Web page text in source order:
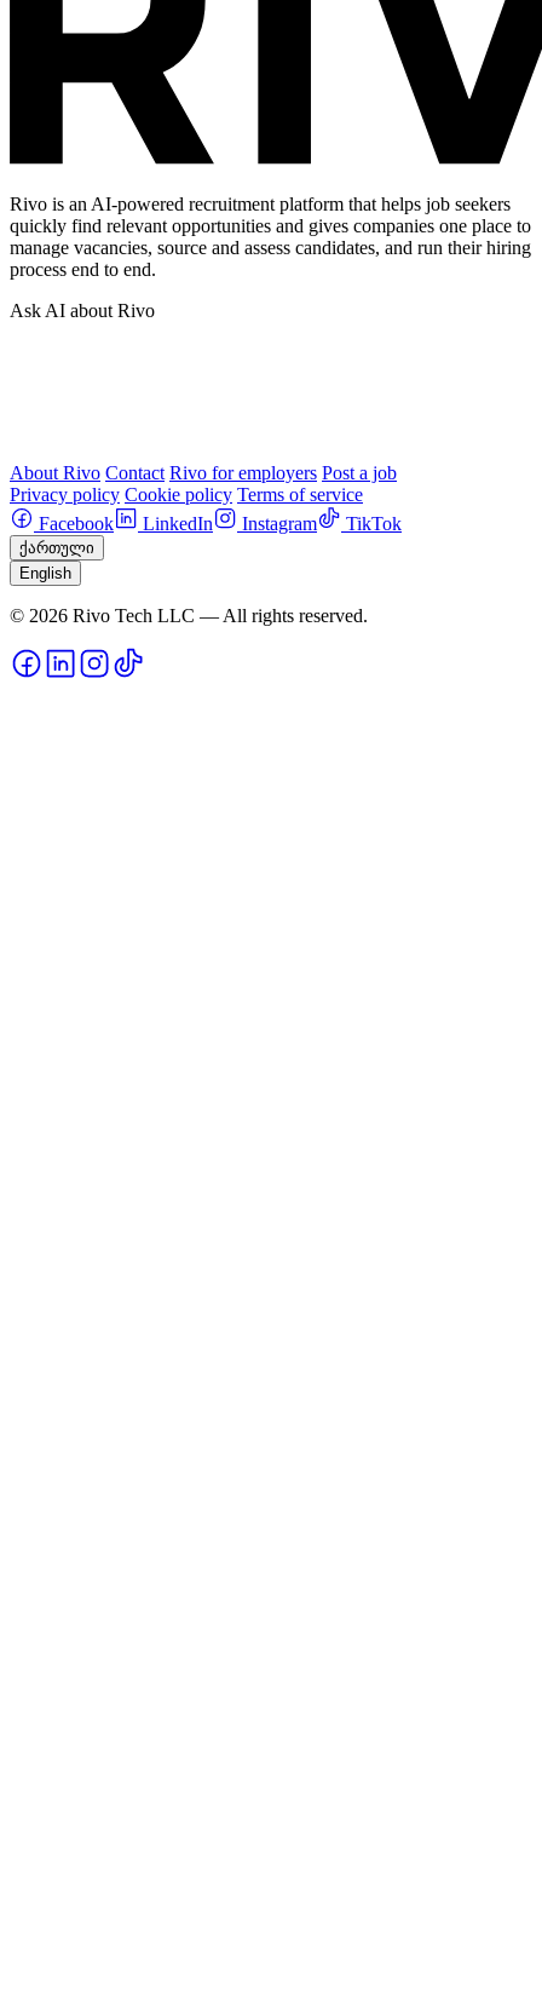
Rivo is an AI-powered recruitment platform that helps job seekers
quickly find relevant opportunities and gives companies one place to
manage vacancies, source and assess candidates, and run their hiring
process end to end.
Ask AI about Rivo
About Rivo Contact Rivo for employers Post a job
Privacy policy Cookie policy Terms of service
Facebook
LinkedIn Instagram TikTok
ქართული
English
© 2026 Rivo Tech LLC — All rights reserved.